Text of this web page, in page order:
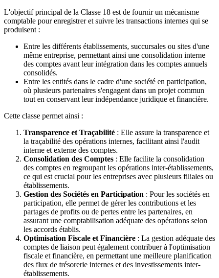
L'objectif principal de la Classe 18 est de fournir un mécanisme
comptable pour enregistrer et suivre les transactions internes qui se
produisent :
Entre les différents établissements, succursales ou sites d'une
même entreprise, permettant ainsi une consolidation interne
des comptes avant leur intégration dans les comptes annuels
consolidés.
Entre les entités dans le cadre d'une société en participation,
où plusieurs partenaires s'engagent dans un projet commun
tout en conservant leur indépendance juridique et financière.
Cette classe permet ainsi :
Transparence et Traçabilité : Elle assure la transparence et
la traçabilité des opérations internes, facilitant ainsi l'audit
interne et externe des comptes.
Consolidation des Comptes : Elle facilite la consolidation
des comptes en regroupant les opérations inter-établissements,
ce qui est crucial pour les entreprises avec plusieurs filiales ou
établissements.
Gestion des Sociétés en Participation : Pour les sociétés en
participation, elle permet de gérer les contributions et les
partages de profits ou de pertes entre les partenaires, en
assurant une comptabilisation adéquate des opérations selon
les accords établis.
Optimisation Fiscale et Financière : La gestion adéquate des
comptes de liaison peut également contribuer à l'optimisation
fiscale et financière, en permettant une meilleure planification
des flux de trésorerie internes et des investissements inter-
établissements.